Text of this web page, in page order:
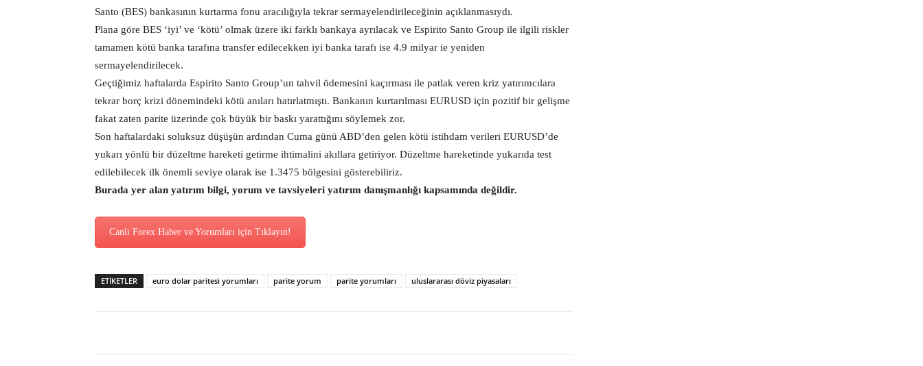
Santo (BES) bankasının kurtarma fonu aracılığıyla tekrar sermayelendirileceğinin açıklanmasıydı.
Plana göre BES ‘iyi’ ve ‘kötü’ olmak üzere iki farklı bankaya ayrılacak ve Espirito Santo Group ile ilgili riskler
tamamen kötü banka tarafına transfer edilecekken iyi banka tarafı ise 4.9 milyar ie yeniden
sermayelendirilecek.
Geçtiğimiz haftalarda Espirito Santo Group’un tahvil ödemesini kaçırması ile patlak veren kriz yatırımcılara
tekrar borç krizi dönemindeki kötü anıları hatırlatmıştı. Bankanın kurtarılması EURUSD için pozitif bir gelişme
fakat zaten parite üzerinde çok büyük bir baskı yarattığını söylemek zor.
Son haftalardaki soluksuz düşüşün ardından Cuma günü ABD’den gelen kötü istihdam verileri EURUSD’de
yukarı yönlü bir düzeltme hareketi getirme ihtimalini akıllara getiriyor. Düzeltme hareketinde yukarıda test
edilebilecek ilk önemli seviye olarak ise 1.3475 bölgesini gösterebiliriz.
Burada yer alan yatırım bilgi, yorum ve tavsiyeleri yatırım danışmanlığı kapsamında değildir.
Canlı Forex Haber ve Yorumları için Tıklayın!
ETİKETLER euro dolar paritesi yorumları parite yorum parite yorumları uluslararası döviz piyasaları